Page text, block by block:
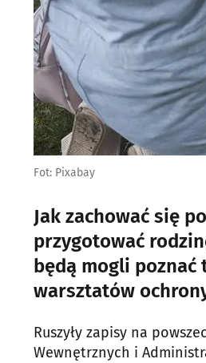
Fot: Pixabay
Jak zachować się
przygotować
będą mogli poznać
warsztatów
Ruszyły zapisy na
Wewnętrznych i